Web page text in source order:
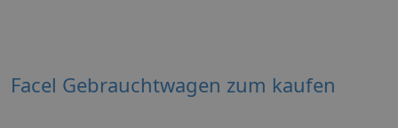
Facel Gebrauchtwagen zum kaufen